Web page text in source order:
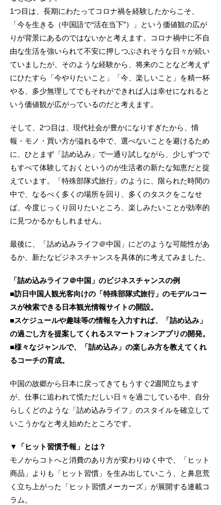
1つ目は、長期にわたってコロナ禍を経験したからこそ、
「今を生きる（中国語で“活在当下”）」という価値観の広が
りが背景にあるのではないかと考えます。コロナ禍中に不自
由な生活を強いられて不安に押しつぶされそうな日々が続い
ていましたが、そのような経験から、将来のことなど考えず
にひたすら「今やりたいこと」「今、楽しいこと」を精一杯
やる、多少無理してでもそれができれば人は幸せになれると
いう価値観が広がっているのだと考えます。
そして、2つ目は、現代社会が豊かになりすぎたから、情
報・モノ・買い方が溢れる中で、選べないことを避けるため
に、ひとまず「詰め込み」で一通り試しながら、少しずつで
もすべて体験しておくというのが生活者の新たな知恵だと捉
えています。「特殊部隊式旅行」のように、限られた時間の
中で、なるべく多くの場所を回り、多くのタスクをこなせ
ば、今度じっくり回りたいところ、楽しみたいことが効率的
に見つかるかもしれません。
最後に、「詰め込みライフ＠中国」にどのような可能性があ
るか、新たなビジネスチャンスを具体的に考えてみました。
「詰め込みライフ＠中国」のビジネスチャンスの例
■訪日中国人観光客向けの「特殊部隊式旅行」のモデルコー
スが検索できる日本観光情報サイトの開設。
■スケジュールや趣味等の情報を入力すれば、「詰め込み」
の過ごし方を提案してくれるスマートフォンアプリの開発。
■様々なジャンルで、「詰め込み」の楽しみ方を教えてくれ
るコーチの育成。
中国の故郷から日本に戻ってきてもうすぐ2週間立ちます
が、仕事に追われて慌ただしい日々を過ごしている中、自分
らしくどのような「詰め込みライフ」のスタイルを確立して
いこうかなと考え始めたところです。
▼「ヒット習慣予報」とは？
モノからコトへと消費のあり方が変わりゆく中で、「ヒット
商品」よりも「ヒット習慣」を生み出していこう、と鼻息荒
く立ち上がった「ヒット習慣メーカーズ」が展開する連載コ
ラム。